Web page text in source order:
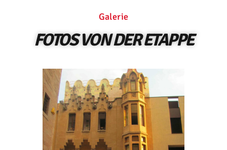
Galerie
FOTOS VON DER ETAPPE